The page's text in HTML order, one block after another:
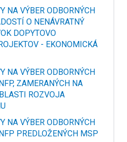
NA VÝBER ODBORNÝCH
O NENÁVRATNÝ
DOPYTOVO
- EKONOMICKÁ
NA VÝBER ODBORNÝCH
ZAMERANÝCH NA
ROZVOJA
NA VÝBER ODBORNÝCH
PREDLOŽENÝCH MSP